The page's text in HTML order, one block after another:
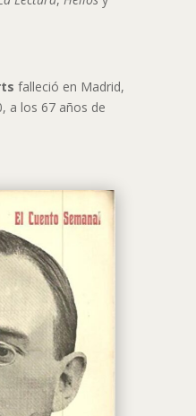
falleció en Madrid,
a los 67 años de